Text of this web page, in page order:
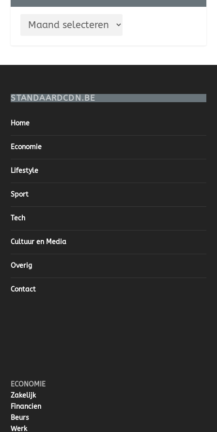
STANDAARDCDN.BE
Home
Economie
Lifestyle
Sport
Tech
Cultuur en Media
Overig
Contact
ECONOMIE
Zakelijk
Financien
Beurs
Werk